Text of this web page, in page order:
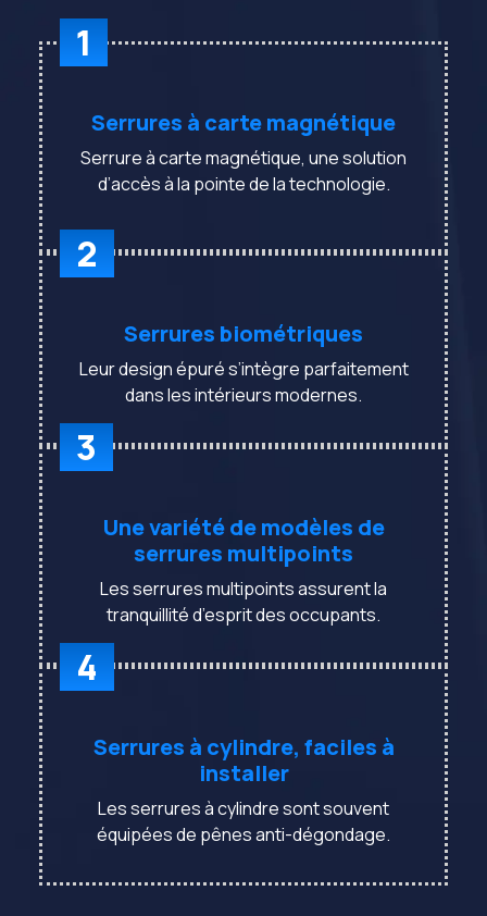
1
Serrures à carte magnétique
Serrure à carte magnétique, une solution
d’accès à la pointe de la technologie.
2
Serrures biométriques
Leur design épuré s’intègre parfaitement
dans les intérieurs modernes.
3
Une variété de modèles de
serrures multipoints
Les serrures multipoints assurent la
tranquillité d’esprit des occupants.
4
Serrures à cylindre, faciles à
installer
Les serrures à cylindre sont souvent
équipées de pênes anti-dégondage.